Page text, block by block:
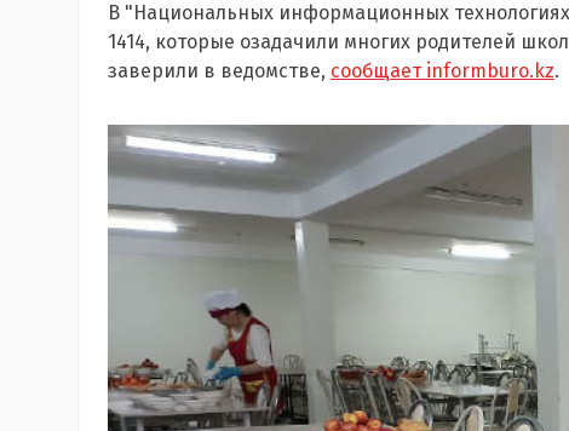
В "Национальных информационных
1414, которые озадачили многих родителей
заверили в ведомстве, сообщает informburo.kz.